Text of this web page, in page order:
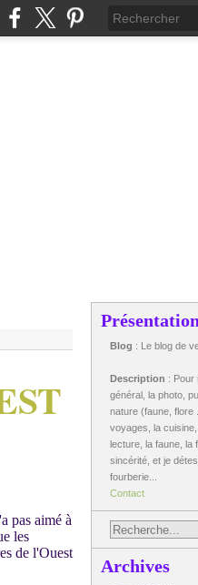
pas aimé à
les
de l'Ouest
Présentation
Blog : Le blog de
Description : Pour
général, la photo,
nature (faune, flore
voyages, la
lecture, la faune, la
sincérité, et je
fourberie...
Contact
Archives